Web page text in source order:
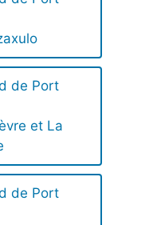
de Port
et La
de Port